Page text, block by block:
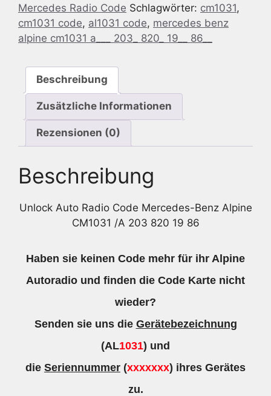
Benz
Alpine
CM1031
203
Menge
Mercedes Radio Code Schlagwörter: cm1031,
cm1031 code, al1031 code, mercedes benz
alpine cm1031 a___ 203_ 820_ 19__ 86__
Beschreibung
Zusätzliche Informationen
Rezensionen (0)
Beschreibung
Unlock Auto Radio Code Mercedes-Benz Alpine
CM1031 /A 203 820 19 86
Haben sie keinen Code mehr für ihr Alpine
Autoradio und finden die Code Karte nicht
wieder?
Senden sie uns die Gerätebezeichnung
(AL1031) und
die Seriennummer (xxxxxxx) ihres Gerätes
zu.